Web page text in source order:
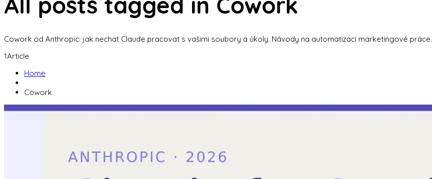
Cowork od Anthropic: jak nechat Claude pracovat s vašimi soubory a úkoly. Návody na automatizaci marketingové práce.
1Article
Home
Cowork